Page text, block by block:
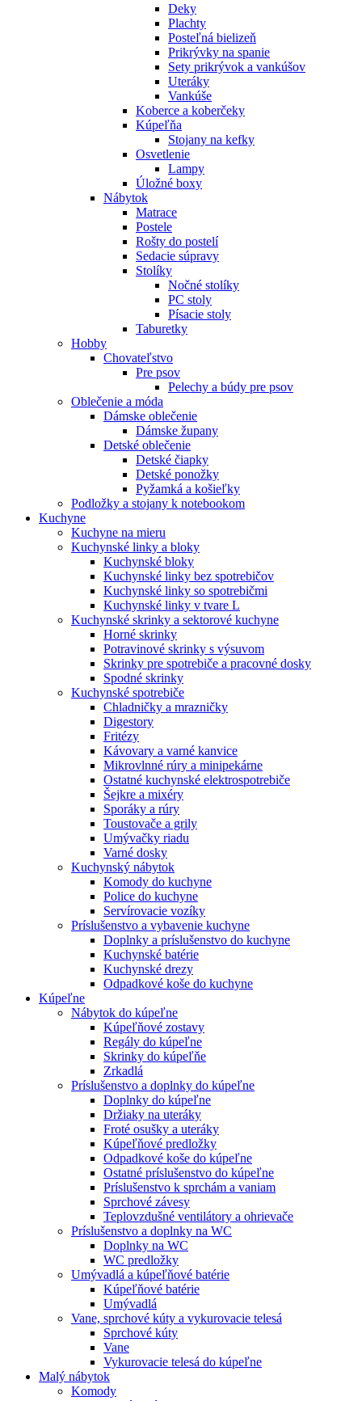
Deky
Plachty
Posteľná bielizeň
Prikrývky na spanie
Sety prikrývok a vankúšov
Uteráky
Vankúše
Koberce a koberčeky
Kúpeľňa
Stojany na kefky
Osvetlenie
Lampy
Úložné boxy
Nábytok
Matrace
Postele
Rošty do postelí
Sedacie súpravy
Stolíky
Nočné stolíky
PC stoly
Písacie stoly
Taburetky
Hobby
Chovateľstvo
Pre psov
Pelechy a búdy pre psov
Oblečenie a móda
Dámske oblečenie
Dámske župany
Detské oblečenie
Detské čiapky
Detské ponožky
Pyžamká a košieľky
Podložky a stojany k notebookom
Kuchyne
Kuchyne na mieru
Kuchynské linky a bloky
Kuchynské bloky
Kuchynské linky bez spotrebičov
Kuchynské linky so spotrebičmi
Kuchynské linky v tvare L
Kuchynské skrinky a sektorové kuchyne
Horné skrinky
Potravinové skrinky s výsuvom
Skrinky pre spotrebiče a pracovné dosky
Spodné skrinky
Kuchynské spotrebiče
Chladničky a mrazničky
Digestory
Fritézy
Kávovary a varné kanvice
Mikrovlnné rúry a minipekárne
Ostatné kuchynské elektrospotrebiče
Šejkre a mixéry
Sporáky a rúry
Toustovače a grily
Umývačky riadu
Varné dosky
Kuchynský nábytok
Komody do kuchyne
Police do kuchyne
Servírovacie vozíky
Príslušenstvo a vybavenie kuchyne
Doplnky a príslušenstvo do kuchyne
Kuchynské batérie
Kuchynské drezy
Odpadkové koše do kuchyne
Kúpeľne
Nábytok do kúpeľne
Kúpeľňové zostavy
Regály do kúpeľne
Skrinky do kúpeľňe
Zrkadlá
Príslušenstvo a doplnky do kúpeľne
Doplnky do kúpeľne
Držiaky na uteráky
Froté osušky a uteráky
Kúpeľňové predložky
Odpadkové koše do kúpeľne
Ostatné príslušenstvo do kúpeľne
Príslušenstvo k sprchám a vaniam
Sprchové závesy
Teplovzdušné ventilátory a ohrievače
Príslušenstvo a doplnky na WC
Doplnky na WC
WC predložky
Umývadlá a kúpeľňové batérie
Kúpeľňové batérie
Umývadlá
Vane, sprchové kúty a vykurovacie telesá
Sprchové kúty
Vane
Vykurovacie telesá do kúpeľne
Malý nábytok
Komody